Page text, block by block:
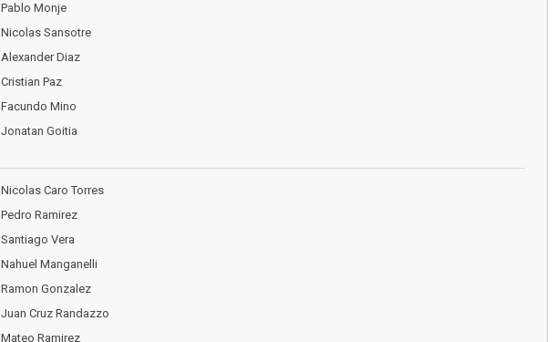
Pablo Monje
Nicolas Sansotre
Alexander Diaz
Cristian Paz
Facundo Mino
Jonatan Goitia
Nicolas Caro Torres
Pedro Ramirez
Santiago Vera
Nahuel Manganelli
Ramon Gonzalez
Juan Cruz Randazzo
Mateo Ramirez